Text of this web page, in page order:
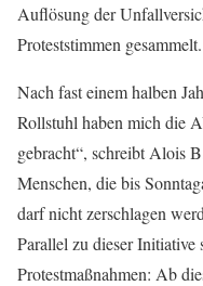
Auflösung der
Proteststimmen gesammelt.
Nach fast einem halben
Rollstuhl haben mich die
gebracht“, schreibt Alois
Menschen, die bis
darf nicht zerschlagen
Parallel zu dieser Initiative
Protestmaßnahmen: Ab